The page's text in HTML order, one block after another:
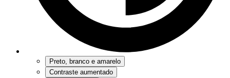
Preto, branco e amarelo
Contraste aumentado